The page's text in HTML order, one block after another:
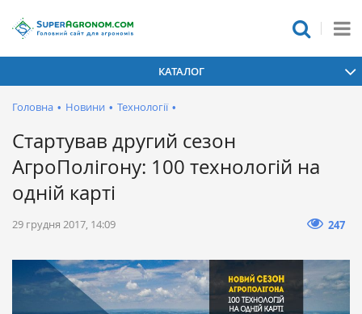
КАТАЛОГ
Головна • Новини • Технології •
Стартував другий сезон
АгроПолігону: 100 технологій на
одній карті
29 грудня 2017, 14:09 247